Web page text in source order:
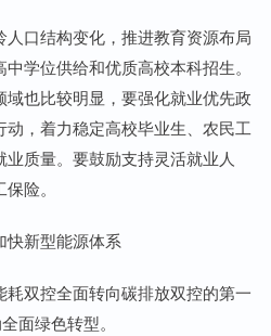
口结构变化，推进教育资源布局
学位供给和优质高校本科招生。
也比较明显，要强化就业优先政
，着力稳定高校毕业生、农民工
质量。要鼓励支持灵活就业人
险。
新型能源体系
双控全面转向碳排放双控的第一
面绿色转型。